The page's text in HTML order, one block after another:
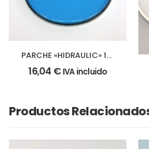
PARCHE «HIDRAULIC» 12″
Ø – 305 mm.
16,04 € IVA incluido
Productos